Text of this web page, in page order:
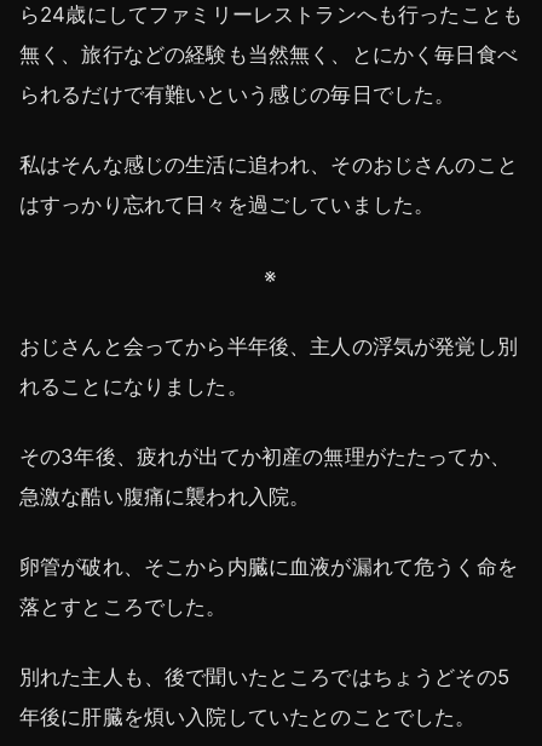
ら24歳にしてファミリーレストランへも行ったことも
無く、旅行などの経験も当然無く、とにかく毎日食べ
られるだけで有難いという感じの毎日でした。
私はそんな感じの生活に追われ、そのおじさんのこと
はすっかり忘れて日々を過ごしていました。
※
おじさんと会ってから半年後、主人の浮気が発覚し別
れることになりました。
その3年後、疲れが出てか初産の無理がたたってか、
急激な酷い腹痛に襲われ入院。
卵管が破れ、そこから内臓に血液が漏れて危うく命を
落とすところでした。
別れた主人も、後で聞いたところではちょうどその5
年後に肝臓を煩い入院していたとのことでした。